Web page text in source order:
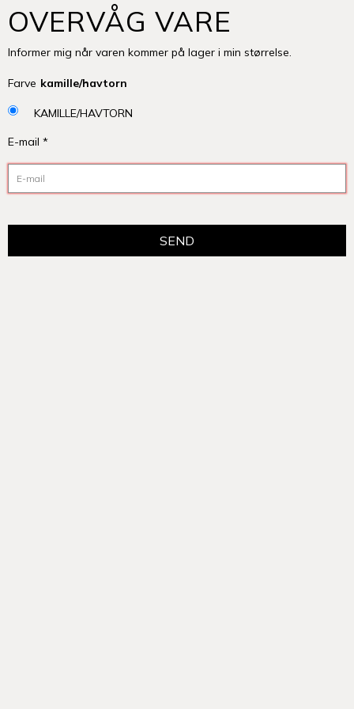
OVERVÅG VARE
Informer mig når varen kommer på lager i min størrelse.
Farve kamille/havtorn
KAMILLE/HAVTORN
E-mail